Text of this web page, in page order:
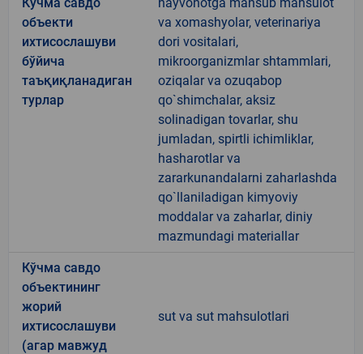
объекти
ихтисослашуви
бўйича
таъқиқланадиган
турлар
va xomashyolar, veterinariya
dori vositalari,
mikroorganizmlar shtammlari,
oziqalar va ozuqabop
qo`shimchalar, aksiz
solinadigan tovarlar, shu
jumladan, spirtli ichimliklar,
hasharotlar va
zararkunandalarni zaharlashda
qo`llaniladigan kimyoviy
moddalar va zaharlar, diniy
mazmundagi materiallar
Кўчма савдо
объектининг
жорий
ихтисослашуви
(агар мавжуд
sut va sut mahsulotlari